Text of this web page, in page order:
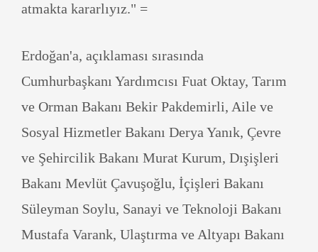
atmakta kararlıyız." =
Erdoğan'a, açıklaması sırasında
Cumhurbaşkanı Yardımcısı Fuat Oktay, Tarım
ve Orman Bakanı Bekir Pakdemirli, Aile ve
Sosyal Hizmetler Bakanı Derya Yanık, Çevre
ve Şehircilik Bakanı Murat Kurum, Dışişleri
Bakanı Mevlüt Çavuşoğlu, İçişleri Bakanı
Süleyman Soylu, Sanayi ve Teknoloji Bakanı
Mustafa Varank, Ulaştırma ve Altyapı Bakanı